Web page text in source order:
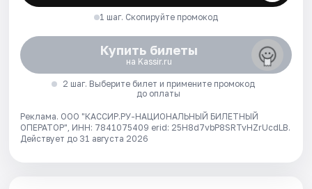
1 шаг. Скопируйте промокод
Купить билеты
на Kassir.ru
2 шаг. Выберите билет и примените промокод
до оплаты
Реклама. ООО "КАССИР.РУ-НАЦИОНАЛЬНЫЙ БИЛЕТНЫЙ
ОПЕРАТОР", ИНН: 7841075409 erid: 25H8d7vbP8SRTvHZrUcdLB.
Действует до 31 августа 2026